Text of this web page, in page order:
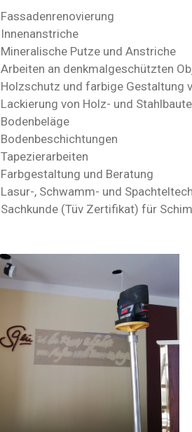
Fassadenrenovierung
Innenanstriche
Mineralische Putze und Anstriche
Arbeiten an denkmalgeschützten
Holzschutz und farbige Gestaltung
Lackierung von Holz- und
Bodenbeläge
Bodenbeschichtungen
Tapezierarbeiten
Farbgestaltung und Beratung
Lasur-, Schwamm- und
Sachkunde (Tüv Zertifikat) für